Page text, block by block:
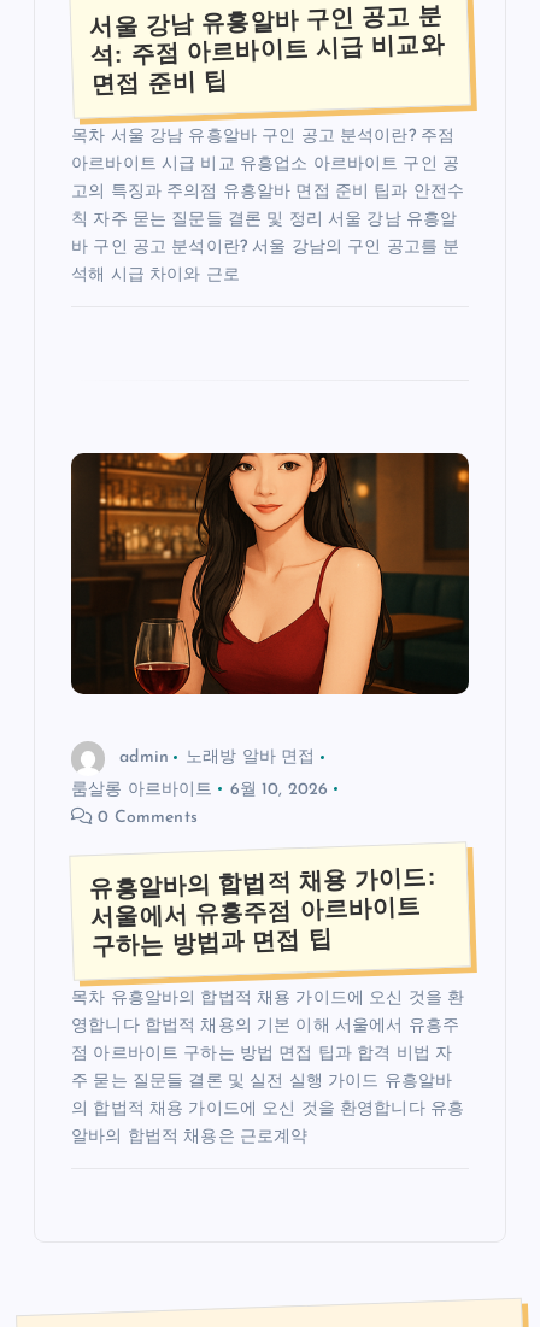
서울 강남 유흥알바 구인 공고 분
석: 주점 아르바이트 시급 비교와
면접 준비 팁
목차 서울 강남 유흥알바 구인 공고 분석이란? 주점
아르바이트 시급 비교 유흥업소 아르바이트 구인 공
고의 특징과 주의점 유흥알바 면접 준비 팁과 안전수
칙 자주 묻는 질문들 결론 및 정리 서울 강남 유흥알
바 구인 공고 분석이란? 서울 강남의 구인 공고를 분
석해 시급 차이와 근로
admin
노래방 알바 면접
룸살롱 아르바이트
6월 10, 2026
0 Comments
유흥알바의 합법적 채용 가이드:
서울에서 유흥주점 아르바이트
구하는 방법과 면접 팁
목차 유흥알바의 합법적 채용 가이드에 오신 것을 환
영합니다 합법적 채용의 기본 이해 서울에서 유흥주
점 아르바이트 구하는 방법 면접 팁과 합격 비법 자
주 묻는 질문들 결론 및 실전 실행 가이드 유흥알바
의 합법적 채용 가이드에 오신 것을 환영합니다 유흥
알바의 합법적 채용은 근로계약